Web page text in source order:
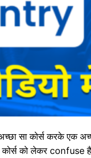
सा कोर्स करके एक
को लेकर confuse